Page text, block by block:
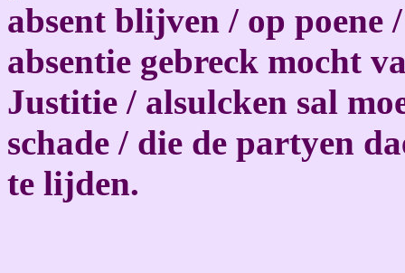
absent blijven / op poene
absentie gebreck mocht
Justitie / alsulcken sal
schade / die de partyen
te lijden.